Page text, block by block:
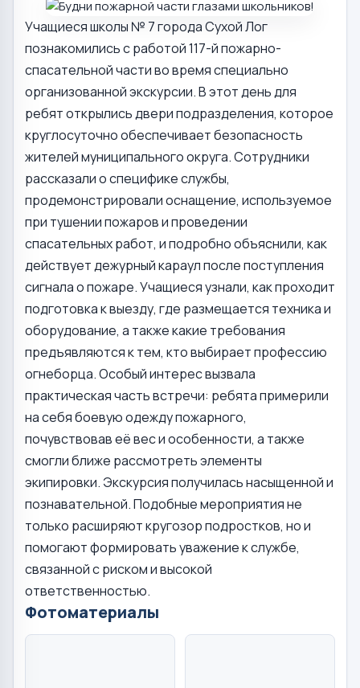
Учащиеся школы № 7 города Сухой Лог
познакомились с работой 117-й пожарно-
спасательной части во время специально
организованной экскурсии. В этот день для
ребят открылись двери подразделения, которое
круглосуточно обеспечивает безопасность
жителей муниципального округа. Сотрудники
рассказали о специфике службы,
продемонстрировали оснащение, используемое
при тушении пожаров и проведении
спасательных работ, и подробно объяснили, как
действует дежурный караул после поступления
сигнала о пожаре. Учащиеся узнали, как проходит
подготовка к выезду, где размещается техника и
оборудование, а также какие требования
предъявляются к тем, кто выбирает профессию
огнеборца. Особый интерес вызвала
практическая часть встречи: ребята примерили
на себя боевую одежду пожарного,
почувствовав её вес и особенности, а также
смогли ближе рассмотреть элементы
экипировки. Экскурсия получилась насыщенной и
познавательной. Подобные мероприятия не
только расширяют кругозор подростков, но и
помогают формировать уважение к службе,
связанной с риском и высокой
ответственностью.
Фотоматериалы